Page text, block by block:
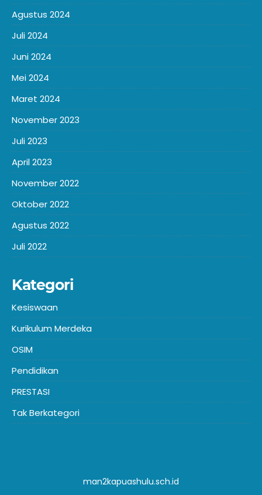
Agustus 2024
Juli 2024
Juni 2024
Mei 2024
Maret 2024
November 2023
Juli 2023
April 2023
November 2022
Oktober 2022
Agustus 2022
Juli 2022
Kategori
Kesiswaan
Kurikulum Merdeka
OSIM
Pendidikan
PRESTASI
Tak Berkategori
man2kapuashulu.sch.id